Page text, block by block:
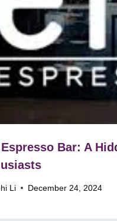
Bar: A
Li December 24, 2024